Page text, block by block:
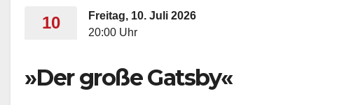
10
Freitag, 10. Juli 2026
20:00 Uhr
»Der große Gatsby«